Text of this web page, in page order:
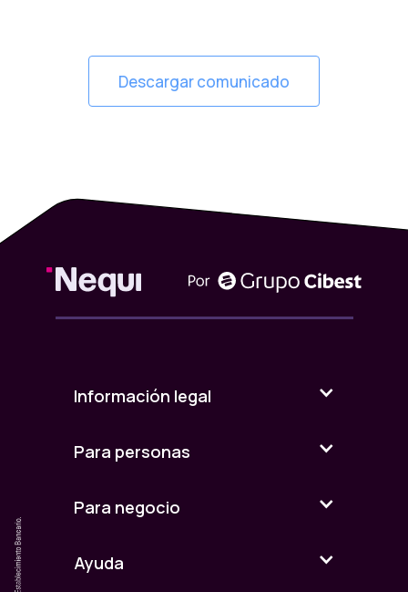
Descargar comunicado
Información legal
Para personas
Para negocio
Ayuda